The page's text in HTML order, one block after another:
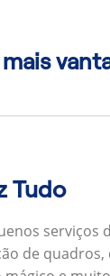
Tudo
serviços
de